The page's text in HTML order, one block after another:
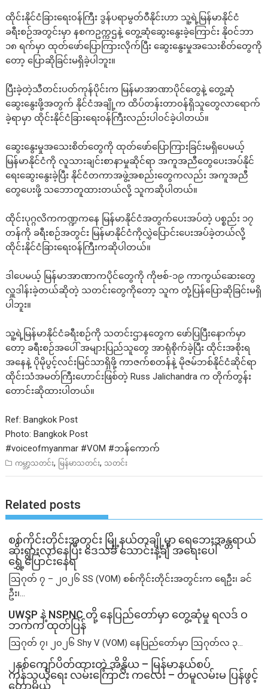
ထိုင်းနိုင်ငံခြားရေး၀န်ကြီး ဒွန်ပရာမွတ်ဝီနိုင်းဟာ သူ့ရဲ့မြန်မာနိုင်ငံ
ခရီးစဉ်အတွင်းမှာ နစကဥက္ကဌနဲ့ တွေ့ဆုံဆွေးနွေးခဲ့ကြောင်း နို၀င်ဘာ
၁၈ ရက်မှာ ထုတ်ဖော်ပြောကြားလိုက်ပြီး ဆွေးနွေးမှုအသေးစိတ်တွေကို
တော့ ပြောဆိုခြင်းမရှိခဲ့ပါဘူး။
ပြီးခဲ့တဲ့သီတင်းပတ်ကုန်ပိုင်းက မြန်မာအာဏာပိုင်တွေနဲ့ တွေ့ဆုံ
ဆွေးနွေးဖို့အတွက် နိုင်ငံအချို့က ထိပ်တန်းတာ၀န်ရှိသူတွေလာရောက်
ခဲ့ရာမှာ ထိုင်းနိုင်ငံခြားရေး၀န်ကြီးလည်းပါ၀င်ခဲ့ပါတယ်။
ဆွေးနွေးမှုအသေးစိတ်တွေကို ထုတ်ဖော်ပြောကြားခြင်းမရှိပေမယ့်
မြန်မာနိုင်ငံကို လူသားချင်းစာနာမှုဆိုင်ရာ အကူအညီတွေပေးအပ်နိုင်
ရေးဆွေးနွေးခဲ့ပြီး နိုင်ငံတကာအဖွဲ့အစည်းတွေကလည်း အကူအညီ
တွေပေးဖို့ သဘောတူထားတယ်လို့ သူကဆိုပါတယ်။
ထိုင်းပုဂ္ဂလိကကဏ္ဍကနေ မြန်မာနိုင်ငံအတွက်ပေးအပ်တဲ့ ပစ္စည်း ၁၇
တန်ကို ခရီးစဉ်အတွင်း မြန်မာနိုင်ငံကိုလွှဲပြောင်းပေးအပ်ခဲ့တယ်လို့
ထိုင်းနိုင်ငံခြားရေး၀န်ကြီးကဆိုပါတယ်။
ဒါပေမယ့် မြန်မာအာဏာကပိုင်တွေကို ကိုဗစ်-၁၉ ကာကွယ်ဆေးတွေ
လှူဒါန်းခဲ့တယ်ဆိုတဲ့ သတင်းတွေကိုတော့ သူက တုံ့ပြန်ပြောဆိုခြင်းမရှိ
ပါဘူး။
သူ့ရဲ့မြန်မာနိုင်ငံခရီးစဉ်ကို သတင်းဌာနတွေက ဖော်ပြပြီးနောက်မှာ
တော့ ခရီးစဉ်အပေါ် အများပြည်သူတွေ အာရုံစိုက်ခဲ့ပြီး ထိုင်းအစိုးရ
အနေနဲ့ ပိုမိုပွင့်လင်းမြင်သာရှိဖို့ ကာဇက်စတန်နဲ့ မိုဇမ်ဘစ်နိုင်ငံဆိုင်ရာ
ထိုင်းသံအမတ်ကြီးဟောင်းဖြစ်တဲ့ Russ Jalichandra က တိုက်တွန်း
တောင်းဆိုထားပါတယ်။
Ref: Bangkok Post
Photo: Bangkok Post
#voiceofmyanmar #VOM #ဘန်ကောက်
ကမ္ဘာ့သတင်း, မြန်မာသတင်း, သတင်း
Related posts
စစ်ကိုင်းတိုင်းအတွင်း မြို့နယ်တချို့မှာ ရေဘေးအန္တရာယ်
ဆိုးရွားလာနေပြီး ဒေသခံ သောင်းနဲ့ချီ အရေးပေါ်
ရွှေ့ပြောင်းနေရ
ဩဂုတ် ၇ – ၂၀၂၆ SS (VOM) စစ်ကိုင်းတိုင်းအတွင်းက ရေဦး၊ ခင်
ဦး၊...
UWSP နဲ့ NSPNC တို့ နေပြည်တော်မှာ တွေ့ဆုံမှု ရလဒ် ဝ
ဘက်က ထုတ်ပြန်
ဩဂုတ် ၇၊ ၂၀၂၆ Shy V (VOM) နေပြည်တော်မှာ ဩဂုတ်လ ၃...
၂နှစ်​ကျော်ပိတ်ထားတဲ့ အိန္ဒိယ – မြန်မာနယ်စပ်
ကုန်သွယ်ရေး လမ်းကြောင်း ကလေး – တမူလမ်းမ ပြန်ဖွင့်
တော့မယ်